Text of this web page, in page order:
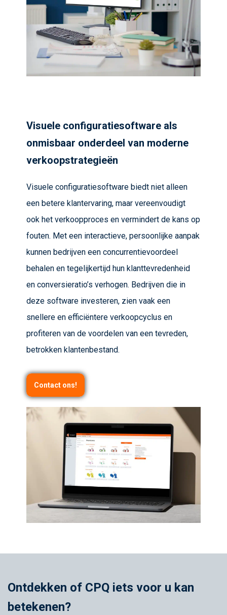
Visuele configuratiesoftware als
onmisbaar onderdeel van moderne
verkoopstrategieën
Visuele configuratiesoftware biedt niet alleen
een betere klantervaring, maar vereenvoudigt
ook het verkoopproces en vermindert de kans op
fouten. Met een interactieve, persoonlijke aanpak
kunnen bedrijven een concurrentievoordeel
behalen en tegelijkertijd hun klanttevredenheid
en conversieratio’s verhogen. Bedrijven die in
deze software investeren, zien vaak een
snellere en efficiëntere verkoopcyclus en
profiteren van de voordelen van een tevreden,
betrokken klantenbestand.
Contact ons!
Ontdekken of CPQ iets voor u kan
betekenen?